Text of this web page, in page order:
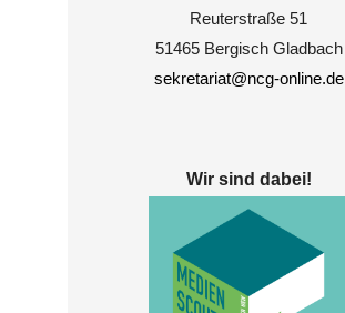
Reuterstraße 51
51465 Bergisch Gladbach
sekretariat@ncg-online.de
Wir sind dabei!